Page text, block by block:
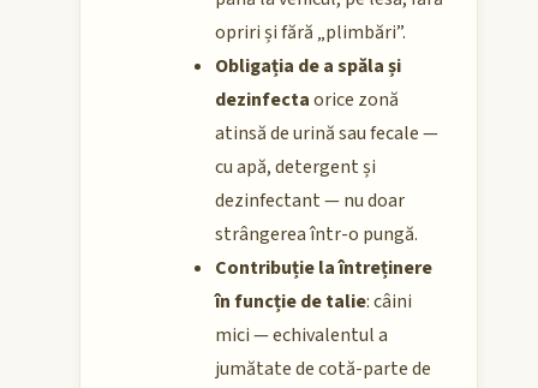
opriri și fără „plimbări”.
Obligația de a spăla și
dezinfectaorice zonă
atinsă de urină sau fecale —
cu apă, detergent și
dezinfectant — nu doar
strângerea într-o pungă.
Contribuție la întreținere
în funcție de talie: câini
mici — echivalentul a
jumătate de cotă-parte de